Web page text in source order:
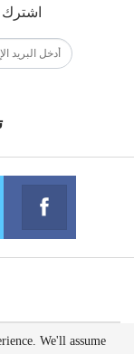
© 2020 - جميع
We'll assume